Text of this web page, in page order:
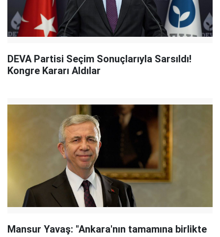
DEVA Partisi Seçim Sonuçlarıyla Sarsıldı!
Kongre Kararı Aldılar
Mansur Yavaş: "Ankara'nın tamamına birlikte